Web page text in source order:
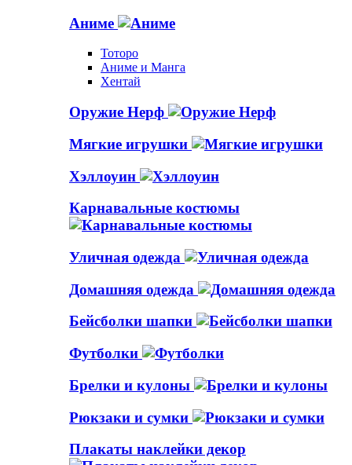
Аниме
Тоторо
Аниме и Манга
Хентай
Оружие Нерф
Мягкие игрушки
Хэллоуин
Карнавальные костюмы
Уличная одежда
Домашняя одежда
Бейсболки шапки
Футболки
Брелки и кулоны
Рюкзаки и сумки
Плакаты наклейки декор